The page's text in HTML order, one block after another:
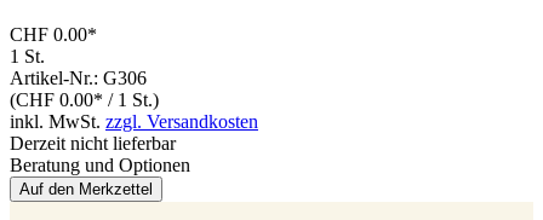
CHF 0.00*
1 St.
Artikel-Nr.: G306
(CHF 0.00* / 1 St.)
inkl. MwSt. zzgl. Versandkosten
Derzeit nicht lieferbar
Beratung und Optionen
Auf den Merkzettel